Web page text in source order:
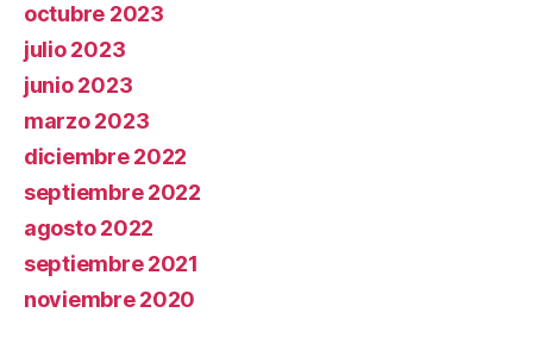
octubre 2023
julio 2023
junio 2023
marzo 2023
diciembre 2022
septiembre 2022
agosto 2022
septiembre 2021
noviembre 2020